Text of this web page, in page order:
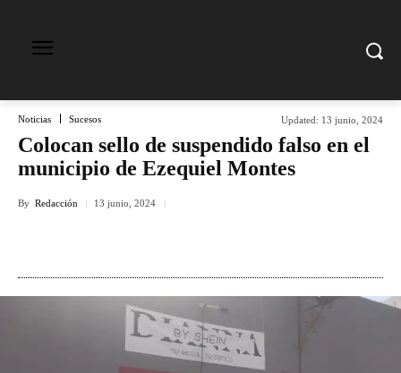
Noticias Sucesos Updated: 13 junio, 2024
Colocan sello de suspendido falso en el
municipio de Ezequiel Montes
By Redacción 13 junio, 2024